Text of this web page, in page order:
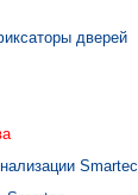
дверей
Smartec